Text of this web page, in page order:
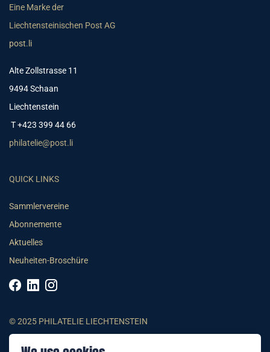
Eine Marke der
Liechtensteinischen Post AG
post.li
Alte Zollstrasse 11
9494 Schaan
Liechtenstein
T +423 399 44 66
philatelie@post.li
QUICK LINKS
Sammlervereine
Abonnemente
Aktuelles
Neuheiten-Broschüre
© 2025 PHILATELIE LIECHTENSTEIN
AGB